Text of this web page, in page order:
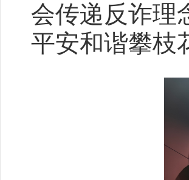
会传递反诈理
平安和谐攀枝